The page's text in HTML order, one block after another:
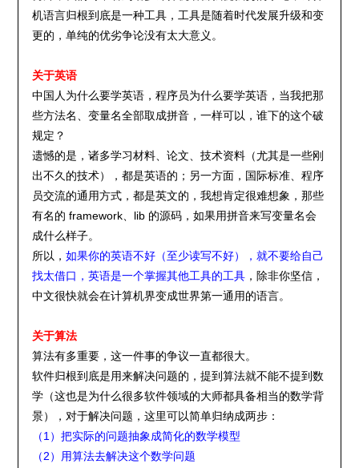
机语言归根到底是一种工具，工具是随着时代发展升级和变
更的，单纯的优劣争论没有太大意义。
关于英语
中国人为什么要学英语，程序员为什么要学英语，当我把那
些方法名、变量名全部取成拼音，一样可以，谁下的这个破
规定？
遗憾的是，诸多学习材料、论文、技术资料（尤其是一些刚
出不久的技术），都是英语的；另一方面，国际标准、程序
员交流的通用方式，都是英文的，我想肯定很难想象，那些
有名的 framework、lib 的源码，如果用拼音来写变量名会
成什么样子。
所以， 如果你的英语不好（至少读写不好），就不要给自己
找太借口，英语是一个掌握其他工具的工具，除非你坚信，
中文很快就会在计算机界变成世界第一通用的语言。
关于算法
算法有多重要，这一件事的争议一直都很大。
软件归根到底是用来解决问题的，提到算法就不能不提到数
学（这也是为什么很多软件领域的大师都具备相当的数学背
景），对于解决问题，这里可以简单归纳成两步：
（1）把实际的问题抽象成简化的数学模型
（2）用算法去解决这个数学问题